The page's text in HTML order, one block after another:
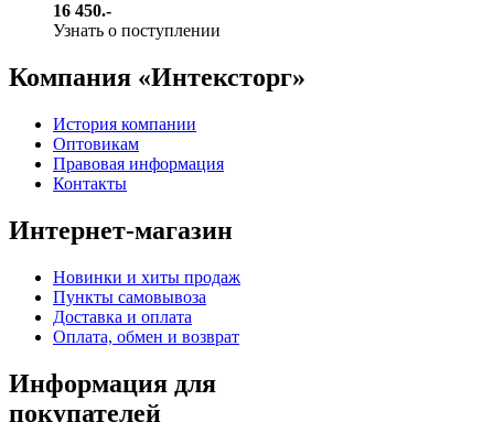
16 450.-
Узнать о поступлении
Компания «Интексторг»
История компании
Оптовикам
Правовая информация
Контакты
Интернет-магазин
Новинки и хиты продаж
Пункты самовывоза
Доставка и оплата
Оплата, обмен и возврат
Информация для
покупателей